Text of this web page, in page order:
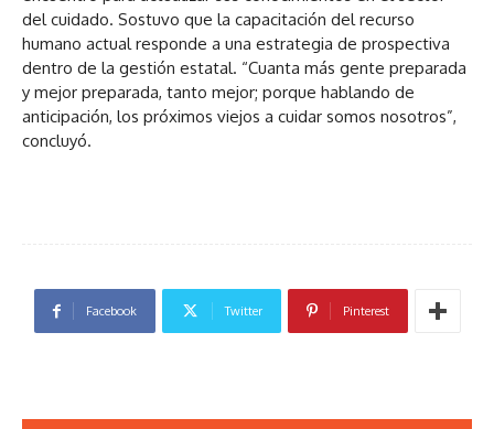
del cuidado. Sostuvo que la capacitación del recurso
humano actual responde a una estrategia de prospectiva
dentro de la gestión estatal. “Cuanta más gente preparada
y mejor preparada, tanto mejor; porque hablando de
anticipación, los próximos viejos a cuidar somos nosotros”,
concluyó.
Facebook Twitter Pinterest